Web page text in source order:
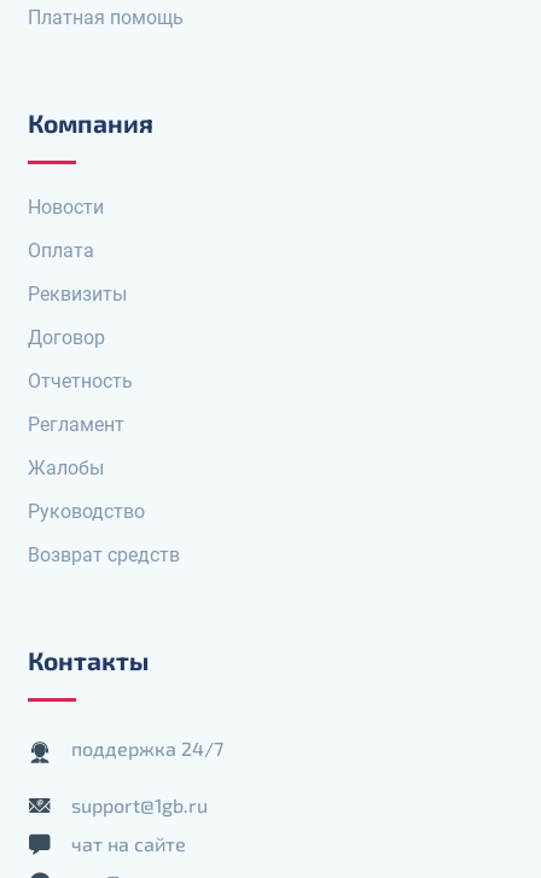
Платная помощь
Компания
Новости
Оплата
Реквизиты
Договор
Отчетность
Регламент
Жалобы
Руководство
Возврат средств
Контакты
поддержка 24/7
support@1gb.ru
чат на сайте